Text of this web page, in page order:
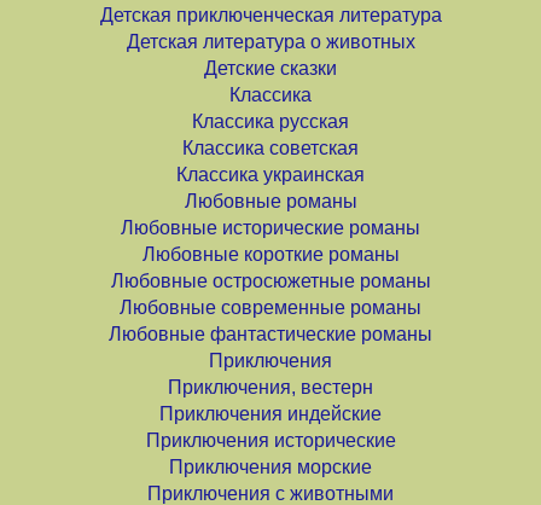
Детская приключенческая литература
Детская литература о животных
Детские сказки
Классика
Классика русская
Классика советская
Классика украинская
Любовные романы
Любовные исторические романы
Любовные короткие романы
Любовные остросюжетные романы
Любовные современные романы
Любовные фантастические романы
Приключения
Приключения, вестерн
Приключения индейские
Приключения исторические
Приключения морские
Приключения с животными